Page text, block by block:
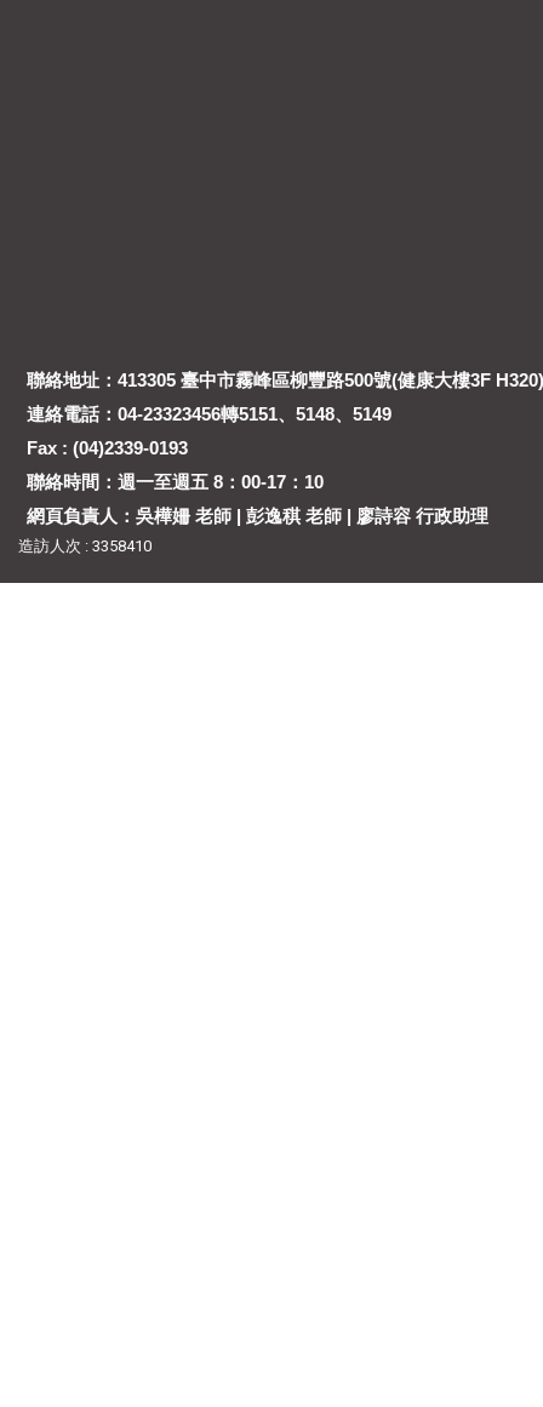
聯絡地址：413305 臺中市霧峰區柳豐路500號(健康大樓3F H320)
連絡電話：04-23323456轉5151、5148、5149
Fax : (04)2339-0193
聯絡時間：週一至週五 8：00-17：10
網頁負責人：吳樺姍 老師 | 彭逸稘 老師 | 廖詩容 行政助理
造訪人次 : 3358410